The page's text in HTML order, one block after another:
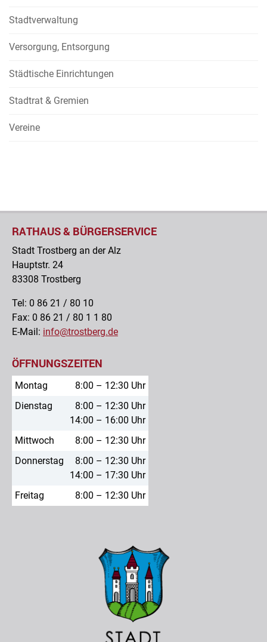
Stadtverwaltung
Versorgung, Entsorgung
Städtische Einrichtungen
Stadtrat & Gremien
Vereine
RATHAUS & BÜRGERSERVICE
Stadt Trostberg an der Alz
Hauptstr. 24
83308 Trostberg
Tel: 0 86 21 / 80 10
Fax: 0 86 21 / 80 1 1 80
E-Mail: info@trostberg.de
ÖFFNUNGSZEITEN
Montag
8:00 – 12:30 Uhr
Dienstag
8:00 – 12:30 Uhr
14:00 – 16:00 Uhr
Mittwoch
8:00 – 12:30 Uhr
Donnerstag
8:00 – 12:30 Uhr
14:00 – 17:30 Uhr
Freitag
8:00 – 12:30 Uhr